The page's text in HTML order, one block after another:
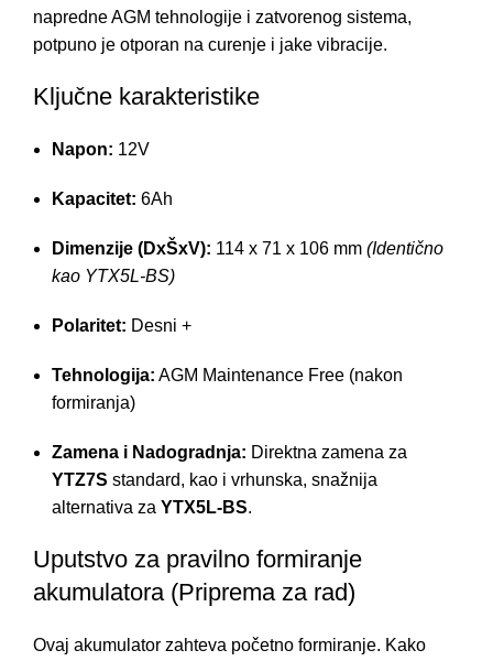
napredne AGM tehnologije i zatvorenog sistema,
potpuno je otporan na curenje i jake vibracije.
Ključne karakteristike
Napon: 12V
Kapacitet: 6Ah
Dimenzije (DxŠxV): 114 x 71 x 106 mm (Identično
kao YTX5L-BS)
Polaritet: Desni +
Tehnologija: AGM Maintenance Free (nakon
formiranja)
Zamena i Nadogradnja: Direktna zamena za
YTZ7S standard, kao i vrhunska, snažnija
alternativa za YTX5L-BS.
Uputstvo za pravilno formiranje
akumulatora (Priprema za rad)
Ovaj akumulator zahteva početno formiranje. Kako